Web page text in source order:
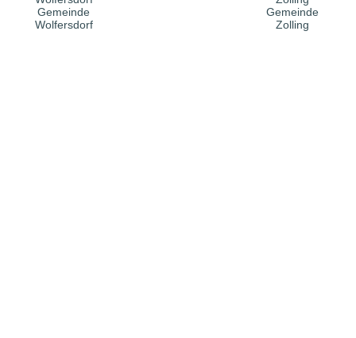
Gemeinde
Wolfersdorf
Gemeinde
Zolling